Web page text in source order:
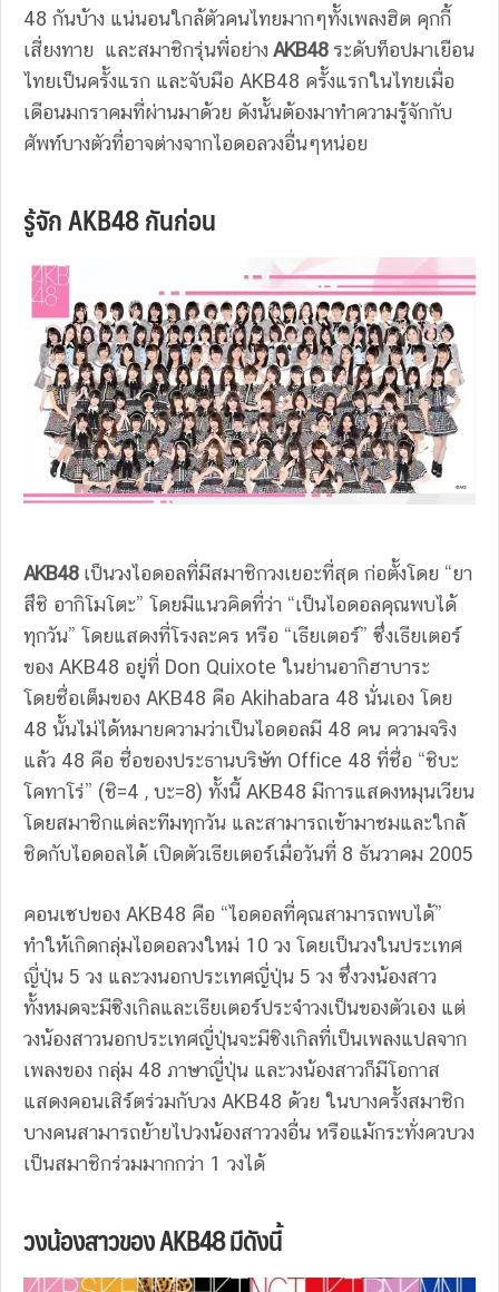
48 กันบ้าง แน่นอนใกล้ตัวคนไทยมากๆทั้งเพลงฮิต คุกกี้
เสี่ยงทาย และสมาชิกรุ่นพี่อย่างAKB48ระดับท็อปมาเยือน
ไทยเป็นครั้งแรก และจับมือ AKB48 ครั้งแรกในไทยเมื่อ
เดือนมกราคมที่ผ่านมาด้วย ดังนั้นต้องมาทำความรู้จักกับ
ศัพท์บางตัวที่อาจต่างจากไอดอลวงอื่นๆหน่อย
รู้จัก AKB48 กันก่อน
AKB48เป็นวงไอดอลที่มีสมาชิกวงเยอะที่สุด ก่อตั้งโดย “ยา
สึชิ อากิโมโตะ” โดยมีแนวคิดที่ว่า “เป็นไอดอลคุณพบได้
ทุกวัน” โดยแสดงที่โรงละคร หรือ “เธียเตอร์” ซึ่งเธียเตอร์
ของ AKB48 อยู่ที่ Don Quixote ในย่านอากิฮาบาระ
โดยชื่อเต็มของ AKB48 คือ Akihabara 48 นั่นเอง โดย
48 นั้นไม่ได้หมายความว่าเป็นไอดอลมี 48 คน ความจริง
แล้ว 48 คือ ชื่อของประธานบริษัท Office 48 ที่ชื่อ “ชิบะ
โคทาโร่” (ชิ=4 , บะ=8) ทั้งนี้ AKB48 มีการแสดงหมุนเวียน
โดยสมาชิกแต่ละทีมทุกวัน และสามารถเข้ามาชมและใกล้
ชิดกับไอดอลได้ เปิดตัวเธียเตอร์เมื่อวันที่ 8 ธันวาคม 2005
คอนเซปของ AKB48 คือ “ไอดอลที่คุณสามารถพบได้”
ทำให้เกิดกลุ่มไอดอลวงใหม่ 10 วง โดยเป็นวงในประเทศ
ญี่ปุ่น 5 วง และวงนอกประเทศญี่ปุ่น 5 วง ซึ่งวงน้องสาว
ทั้งหมดจะมีซิงเกิลและเธียเตอร์ประจำวงเป็นของตัวเอง แต่
วงน้องสาวนอกประเทศญี่ปุ่นจะมีซิงเกิลที่เป็นเพลงแปลจาก
เพลงของ กลุ่ม 48 ภาษาญี่ปุ่น และวงน้องสาวก็มีโอกาส
แสดงคอนเสิร์ตร่วมกับวง AKB48 ด้วย ในบางครั้งสมาชิก
บางคนสามารถย้ายไปวงน้องสาววงอื่น หรือแม้กระทั่งควบวง
เป็นสมาชิกร่วมมากกว่า 1 วงได้
วงน้องสาวของ AKB48 มีดังนี้